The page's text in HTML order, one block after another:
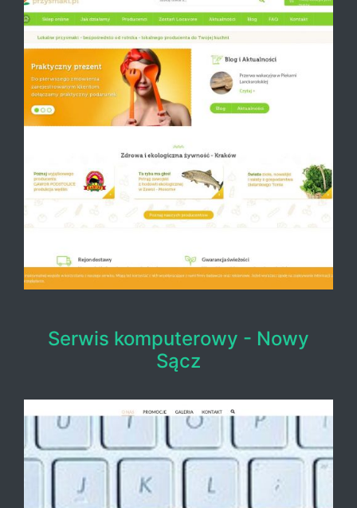
Serwis komputerowy - Nowy
Sącz